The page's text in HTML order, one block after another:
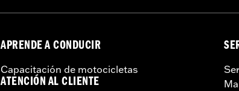
APRENDE A CONDUCIR
Capacitación de motocicletas
ATENCIÓN AL CLIENTE